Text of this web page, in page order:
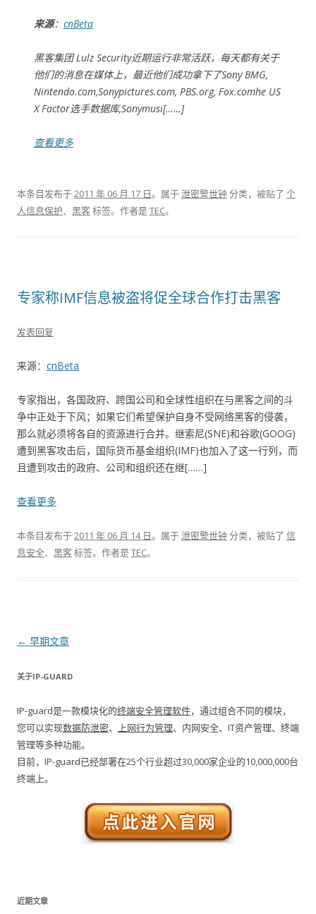
来源： cnBeta
黑客集团 Lulz Security近期运行非常活跃，每天都有关于
他们的消息在媒体上，最近他们成功拿下了Sony BMG,
Nintendo.com,Sonypictures.com, PBS.org, Fox.comhe US
X Factor选手数据库,Sonymusi[……]
查看更多
本条目发布于2011 年 06 月 17 日。属于泄密警世钟 分类，被贴了 个
人信息保护、 黑客标签。 作者是TEC。
专家称IMF信息被盗将促全球合作打击黑客
发表回复
来源： cnBeta
专家指出，各国政府、跨国公司和全球性组织在与黑客之间的斗
争中正处于下风；如果它们希望保护自身不受网络黑客的侵袭，
那么就必须将各自的资源进行合并。继索尼(SNE)和谷歌(GOOG)
遭到黑客攻击后，国际货币基金组织(IMF)也加入了这一行列，而
且遭到攻击的政府、公司和组织还在继[……]
查看更多
本条目发布于2011 年 06 月 14 日。属于泄密警世钟 分类，被贴了 信
息安全、 黑客标签。 作者是TEC。
文章导航
← 早期文章
关于IP-GUARD
IP-guard是一款模块化的终端安全管理软件，通过组合不同的模块，
您可以实现数据防泄密、 上网行为管理、内网安全、IT资产管理、终端
管理等多种功能。
目前，IP-guard已经部署在25个行业超过30,000家企业的10,000,000台
终端上。
近期文章